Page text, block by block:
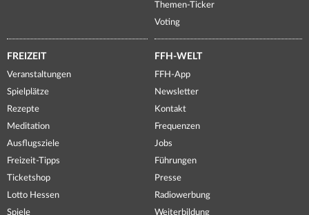
Themen-Ticker
Voting
FREIZEIT
Veranstaltungen
Spielplätze
Rezepte
Meditation
Ausflugsziele
Freizeit-Tipps
Ticketshop
Lotto Hessen
Spiele
FFH-WELT
FFH-App
Newsletter
Kontakt
Frequenzen
Jobs
Führungen
Presse
Radiowerbung
Weiterbildung